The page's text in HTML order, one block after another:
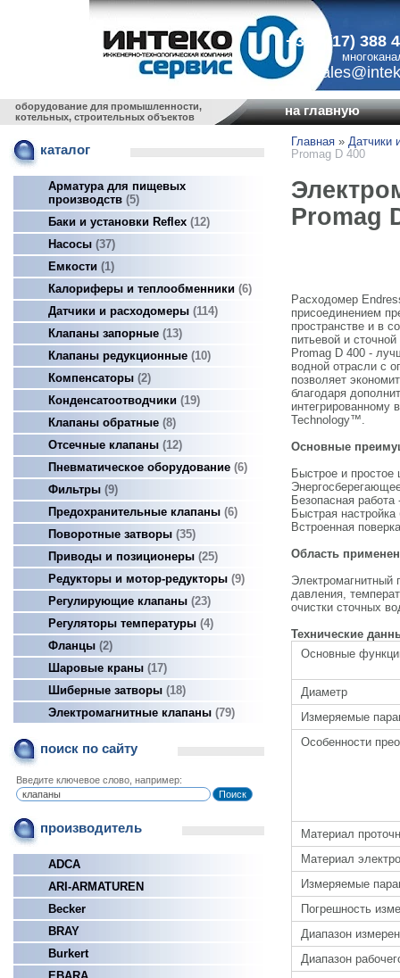
+375 (17) 388
оборудование для промышленности,
котельных, строительных объектов
на главную
каталог
Арматура для пищевых
производств 5
Баки и установки Reflex 12
Насосы 37
Емкости
1
Калориферы и теплообменники 6
Датчики и расходомеры 114
Клапаны запорные 13
Клапаны редукционные 10
Компенсаторы 2
Конденсатоотводчики
19
Клапаны обратные 8
Отсечные клапаны 12
Пневматическое оборудование 6
Фильтры 9
Предохранительные клапаны 6
Поворотные затворы 35
Приводы и позиционеры 25
Редукторы и мотор-редукторы 9
Регулирующие клапаны 23
Регуляторы температуры 4
Фланцы 2
Шаровые краны 17
Шиберные затворы 18
Электромагнитные клапаны 79
поиск по сайту
Введите ключевое слово, например:
производитель
ADCA
ARI-ARMATUREN
Becker
BRAY
Burkert
Главная » Датчики
Promag D 400
Promag
Расходомер
присоединением
пространстве и в
питьевой и
Promag D 400 -
водной отрасли с
позволяет
благодаря
интегрированному
Technology™.
Основные
Быстрое и простое
Безопасная
Быстрая настройка
Встроенная
Область
Электромагнитный
давления,
очистки сточных
Технические
Основные
Диаметр
Измеряемые
Особенности
Материал
Материал
Измеряемые
Погрешность
Диапазон
Диапазон